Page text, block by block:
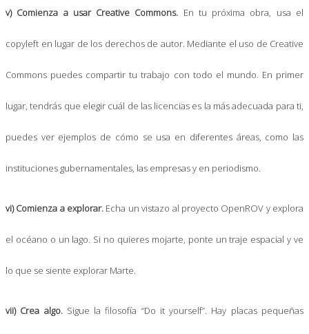
v) Comienza a usar Creative Commons. En tu próxima obra, usa el
copyleft en lugar de los derechos de autor. Mediante el uso de Creative
Commons puedes compartir tu trabajo con todo el mundo. En primer
lugar, tendrás que elegir cuál de las licencias es la más adecuada para ti,
puedes ver ejemplos de cómo se usa en diferentes áreas, como las
instituciones gubernamentales, las empresas y en periodismo.
vi) Comienza a explorar. Echa un vistazo al proyecto OpenROV y explora
el océano o un lago. Si no quieres mojarte, ponte un traje espacial y ve
lo que se siente explorar Marte.
vii) Crea algo.Sigue la filosofía “Do it yourself”. Hay placas pequeñas